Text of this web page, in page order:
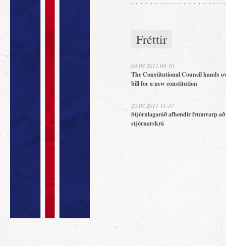
Fréttir
04.08.2011 08:10
The Constitutional Council hands
bill for a new constitution
29.07.2011 11:37
Stjórnlagaráð afhendir frumvarp
stjórnarskrá